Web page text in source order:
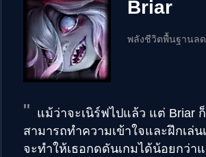
Briar
พลังชีวิตพื้นฐานลด
แม้ว่าจะเนิร์ฟไปแล้ว แต่ Briar
สามารถทำความเข้าใจและฝึกเล่
จะทำให้เธอกดดันเกมได้น้อยกว่า